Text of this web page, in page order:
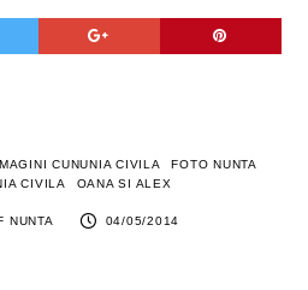
CUNUNIA CIVILA
FOTO NUNTA
CIVILA
OANA SI ALEX
NUNTA 04/05/2014